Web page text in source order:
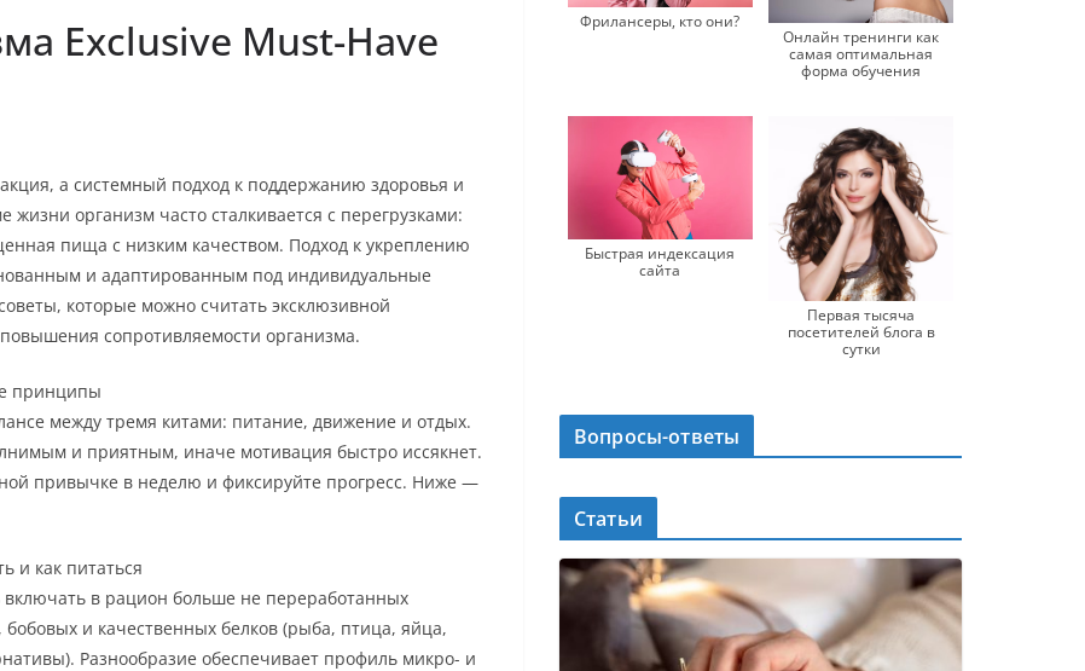
Exclusive Must-Have
а системный подход к поддержанию здоровья и
организм часто сталкивается с перегрузками:
пища с низким качеством. Подход к укреплению
и адаптированным под индивидуальные
которые можно считать эксклюзивной
сопротивляемости организма.
принципы
между тремя китами: питание, движение и отдых.
и приятным, иначе мотивация быстро иссякнет.
привычке в неделю и фиксируйте прогресс. Ниже —
и как питаться
в рацион больше не переработанных
и качественных белков (рыба, птица, яйца,
Разнообразие обеспечивает профиль микро- и
Фрилансеры, кто они?
Онлайн тренинги как
самая оптимальная
форма обучения
Быстрая индексация
сайта
Первая тысяча
посетителей блога в
сутки
Вопросы-ответы
Статьи